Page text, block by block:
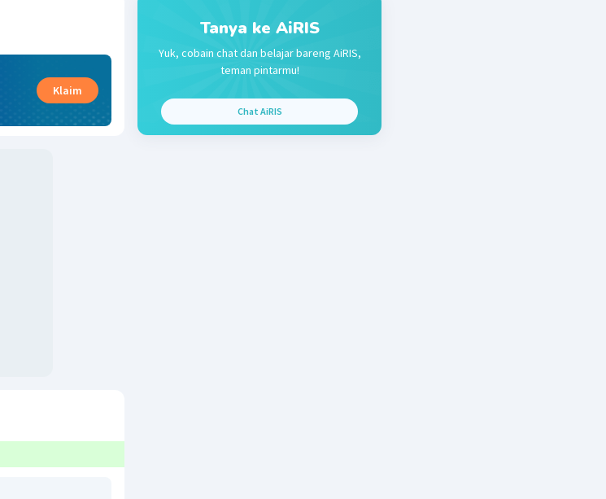
Klaim
Tanya ke AiRIS
Yuk, cobain chat dan belajar bareng AiRIS,
teman pintarmu!
Chat AiRIS